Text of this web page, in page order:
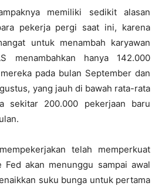
memiliki sedikit alasan
pekerja pergi saat ini, karena
untuk menambah karyawan
menambahkan hanya 142.000
pada bulan September dan
yang jauh di bawah rata-rata
sekitar 200.000 pekerjaan baru
telah memperkuat
Fed akan menunggu sampai awal
suku bunga untuk pertama